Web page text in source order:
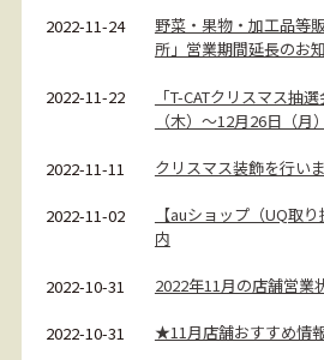
2022-11-24
野菜・果物・加工品等
所」営業期間延長のお
2022-11-22
「T-CATクリスマス抽
（木）～12月26日（月）
2022-11-11 クリスマス装飾を行い
2022-11-02
【auショップ（UQ取
内
2022-10-31 2022年11月の店舗営業
2022-10-31 ★11月店舗おすすめ情